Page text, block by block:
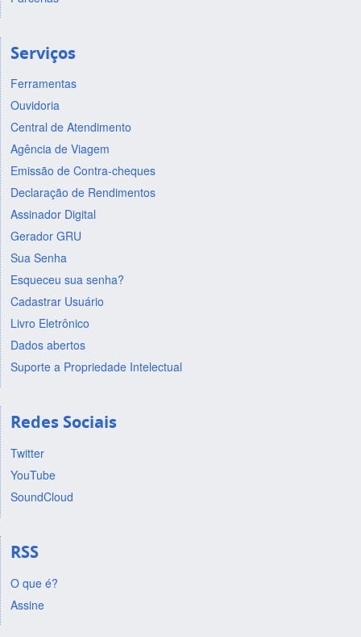
Serviços
Ferramentas
Ouvidoria
Central de Atendimento
Agência de Viagem
Emissão de Contra-cheques
Declaração de Rendimentos
Assinador Digital
Gerador GRU
Sua Senha
Esqueceu sua senha?
Cadastrar Usuário
Livro Eletrônico
Dados abertos
Suporte a Propriedade Intelectual
Redes Sociais
Twitter
YouTube
SoundCloud
RSS
O que é?
Assine